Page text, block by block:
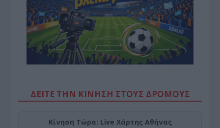
ΔΕΙΤΕ ΤΗΝ ΚΙΝΗΣΗ ΣΤΟΥΣ ΔΡΌΜΟΥΣ
Κίνηση Τώρα: Live Χάρτης Αθήνας